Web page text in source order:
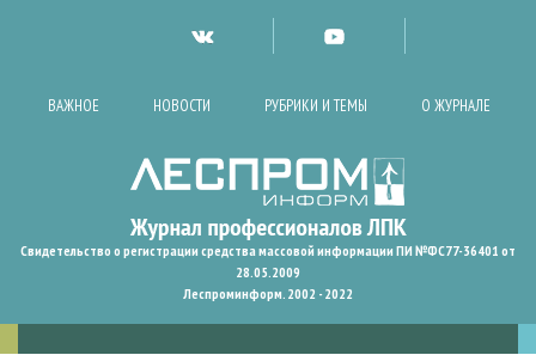
ВАЖНОЕ НОВОСТИ РУБРИКИ И ТЕМЫ О ЖУРНАЛЕ
Свидетельство о регистрации средства массовой информации ПИ №ФС77-36401 от
28.05.2009
Леспроминформ. 2002 - 2022